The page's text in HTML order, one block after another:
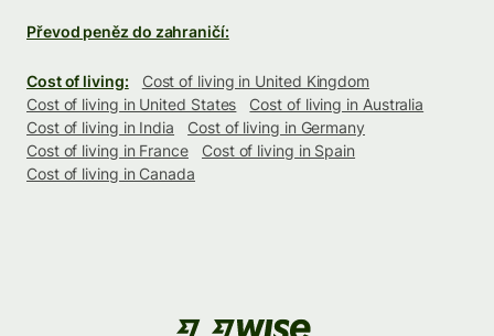
Převod peněz do zahraničí:
Cost of living:
Cost of living in United Kingdom
Cost of living in United States
Cost of living in Australia
Cost of living in India
Cost of living in Germany
Cost of living in France
Cost of living in Spain
Cost of living in Canada